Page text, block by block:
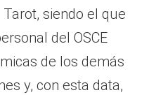
siendo el que
del OSCE
de los demás
y, con esta data,